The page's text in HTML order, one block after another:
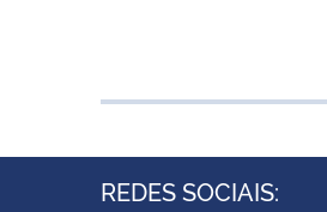
REDES SOCIAIS: